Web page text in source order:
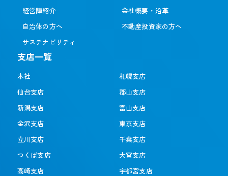
経営陣紹介
会社概要・沿革
自治体の方へ
不動産投資家の方へ
サステナビリティ
支店一覧
本社
札幌支店
仙台支店
郡山支店
新潟支店
富山支店
金沢支店
東京支店
立川支店
千葉支店
つくば支店
大宮支店
高崎支店
宇都宮支店